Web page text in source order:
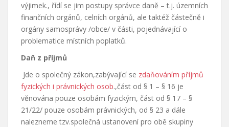
výjimek., řídí se jim postupy správce daně – t.j. územních
finančních orgánů, celních orgánů, ale taktéž částečně i
orgány samosprávy /obce/ v části, pojednávající o
problematice místních poplatků.
Daň z příjmů
Jde o společný zákon,zabývající se zdaňováním příjmů
fyzických i právnických osob.,část od § 1 – § 16 je
věnována pouze osobám fyzickým, část od § 17 – §
21/22/ pouze osobám právnických, od § 23 a dále
nalezneme tzv.společná ustanovení pro obě skupiny